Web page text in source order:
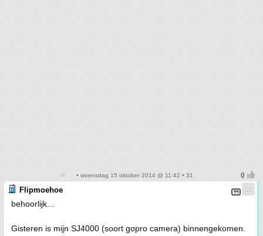
• woensdag 15 oktober 2014 @ 11:42 • 31
Flipmoehoe
behoorlijk...
Gisteren is mijn SJ4000 (soort gopro camera) binnengekomen.